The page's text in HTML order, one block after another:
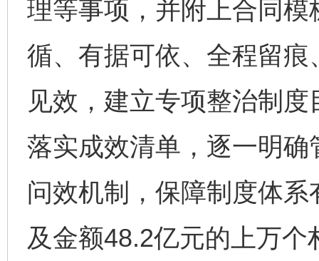
理等事项，并附上合同模
循、有据可依、全程留
见效，建立专项整治制
落实成效清单，逐一明
问效机制，保障制度体
及金额48.2亿元的上万